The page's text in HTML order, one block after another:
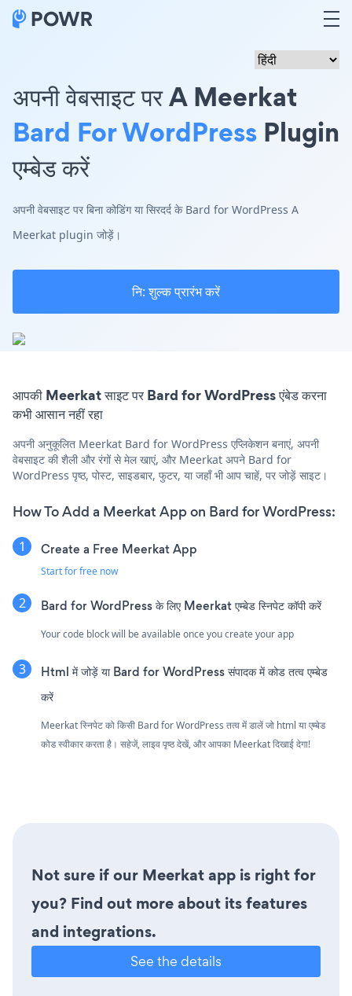
अपनी वेबसाइट पर A Meerkat
Bard For WordPress Plugin
एम्बेड करें
अपनी वेबसाइट पर बिना कोडिंग या सिरदर्द के Bard for WordPress A
Meerkat plugin जोड़ें।
नि: शुल्क प्रारंभ करें
आपकी Meerkat साइट पर Bard for WordPress एंबेड करना
कभी आसान नहीं रहा
अपनी अनुकूलित Meerkat Bard for WordPress एप्लिकेशन बनाएं, अपनी
वेबसाइट की शैली और रंगों से मेल खाएं, और Meerkat अपने Bard for
WordPress पृष्ठ, पोस्ट, साइडबार, फुटर, या जहाँ भी आप चाहें, पर जोड़ें साइट।
How To Add a Meerkat App on Bard for WordPress:
Create a Free Meerkat App
Start for free now
Bard for WordPress के लिए Meerkat एम्बेड स्निपेट कॉपी करें
Your code block will be available once you create your app
Html में जोड़ें या Bard for WordPress संपादक में कोड तत्व एम्बेड
करें
Meerkat स्निपेट को किसी Bard for WordPress तत्व में डालें जो html या एम्बेड
कोड स्वीकार करता है। सहेजें, लाइव पृष्ठ देखें, और आपका Meerkat दिखाई देगा!
Not sure if our Meerkat app is right for
you? Find out more about its features
and integrations.
See the details